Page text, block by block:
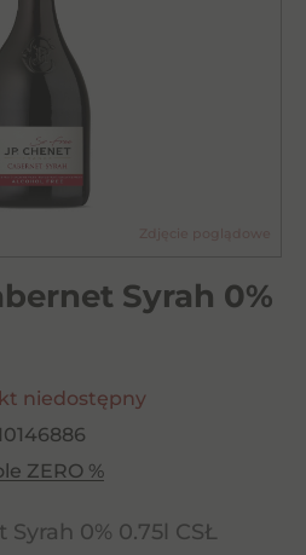
Syrah 0%
niedostępny
ZERO %
0% 0.75l CSŁ